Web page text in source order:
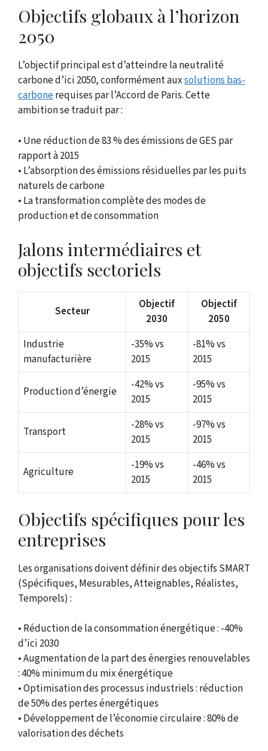
Objectifs globaux à l’horizon
2050
L’objectif principal est d’atteindre la neutralité
carbone d’ici 2050, conformément auxsolutions bas-
carbonerequises par l’Accord de Paris. Cette
ambition se traduit par :
• Une réduction de 83 % des émissions de GES par
rapport à 2015
• L’absorption des émissions résiduelles par les puits
naturels de carbone
• La transformation complète des modes de
production et de consommation
Jalons intermédiaires et
objectifs sectoriels
Secteur
Objectif
2030
Objectif
2050
Industrie
manufacturière
-35% vs
2015
-81% vs
2015
Production d’énergie
-42% vs
2015
-95% vs
2015
Transport
-28% vs
2015
-97% vs
2015
Agriculture
-19% vs
2015
-46% vs
2015
Objectifs spécifiques pour les
entreprises
Les organisations doivent définir des objectifs SMART
(Spécifiques, Mesurables, Atteignables, Réalistes,
Temporels) :
• Réduction de la consommation énergétique : -40%
d’ici 2030
• Augmentation de la part des énergies renouvelables
: 40% minimum du mix énergétique
• Optimisation des processus industriels : réduction
de 50% des pertes énergétiques
• Développement de l’économie circulaire : 80% de
valorisation des déchets